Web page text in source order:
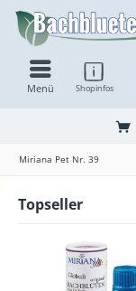
Shopinfos
Menü
Miriana Pet Nr. 39
Topseller